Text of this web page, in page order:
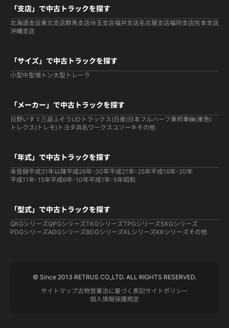
「支店」で中古トラックを探す
北海道支店東北支店群馬支店埼玉支店福井支店名古屋支店福岡支店熊本支店
沖縄支店
「サイズ」で中古トラックを探す
小型中型増トン大型 トレーラ
「メーカー」で中古トラックを探す
日野いすゞ 三菱ふそう UDトラックス(日産) 日本フルハーフ 東邦車輛(東急)
トレクス(トレモ) トヨタ浜名ワークスユソーキその他
「年式」で中古トラックを探す
未登録平成31年以降平成26年-30年平成21年-25年平成16年-20年
平成11年-15年平成6年-10年平成1年-5年昭和
「型式」で中古トラックを探す
QKGシリーズQPGシリーズTKGシリーズTPGシリーズSKGシリーズ
PDGシリーズADGシリーズBDGシリーズKLシリーズKKシリーズその他
© Since 2013 RETRUS CO.,LTD. ALL RIGHTS RESERVED.
サイトマップ古物営業法に基づく表記サイトポリシー
個人情報保護規定